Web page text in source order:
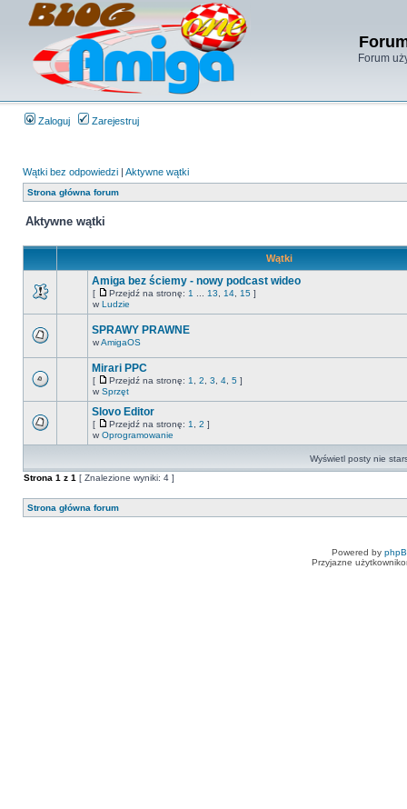
Forum
Zaloguj Zarejestruj
Wątki bez odpowiedzi | Aktywne wątki
Strona główna forum
Aktywne wątki
Wątki
Amiga bez ściemy - nowy podcast wideo
[ Przejdź na stronę: 1 13 14 15 ]
w Ludzie
SPRAWY PRAWNE
wAmigaOS
Mirari PPC
[ Przejdź na stronę: 1 2 3 4 5 ]
w Sprzęt
Slovo Editor
[ Przejdź na stronę: 1 2 ]
w Oprogramowanie
Wyświetl posty nie
Strona 1 z 1 [ Znalezione wyniki: 4 ]
Strona główna forum
Powered by
Przyjazne